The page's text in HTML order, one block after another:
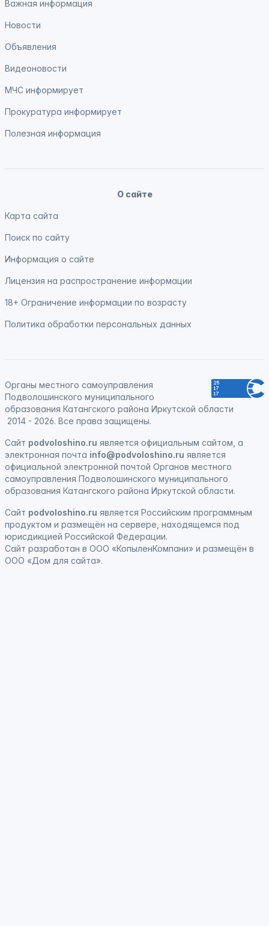
Важная информация
Новости
Объявления
Видеоновости
МЧС информирует
Прокуратура информирует
Полезная информация
О сайте
Карта сайта
Поиск по сайту
Информация о сайте
Лицензия на распространение информации
18+ Ограничение информации по возрасту
Политика обработки персональных данных
Органы местного самоуправления
Подволошинского муниципального
образования Катангского района Иркутской области
2014 - 2026. Все права защищены.
Сайт podvoloshino.ru является официальным сайтом, а
электронная почта info@podvoloshino.ru является
официальной электронной почтой Органов местного
самоуправления Подволошинского муниципального
образования Катангского района Иркутской области.
Сайт podvoloshino.ru является Российским программным
продуктом и размещён на сервере, находящемся под
юрисдикцией Российской Федерации.
Сайт разработан в ООО «КопыленКомпани» и размещён в
ООО «Дом для сайта».